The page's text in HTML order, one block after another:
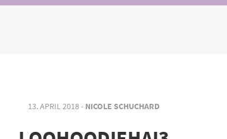
13. APRIL 2018 - NICOLE SCHUCHARD